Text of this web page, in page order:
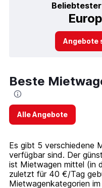
Angebote
Beste
Alle Angebote
Es gibt 5 verschiedene
verfügbar sind. Der
ist Mietwagen mittel (in
zuletzt für 40 €/Tag
Mietwagenkategorien